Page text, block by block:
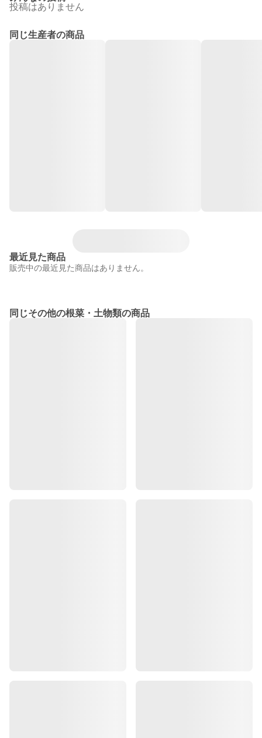
投稿はありません
同じ生産者の商品
最近見た商品
販売中の最近見た商品はありません。
同じその他の根菜・土物類の商品